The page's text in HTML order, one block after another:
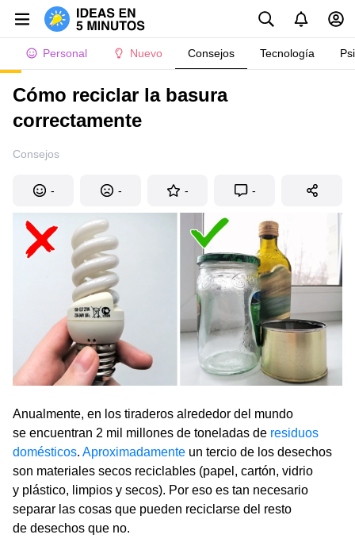
Personal Nuevo Consejos Tecnología
Cómo reciclar la basura
correctamente
Consejos
- - - -
Anualmente, en los tiraderos alrededor del mundo
se encuentran 2 mil millones de toneladas de residuos
domésticos. Aproximadamente un tercio de los desechos
son materiales secos reciclables (papel, cartón, vidrio
y plástico, limpios y secos). Por eso es tan necesario
separar las cosas que pueden reciclarse del resto
de desechos que no.